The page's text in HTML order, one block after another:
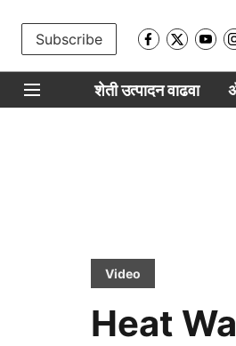
Subscribe
शेती उत्पादन वाढवा
Video
Heat